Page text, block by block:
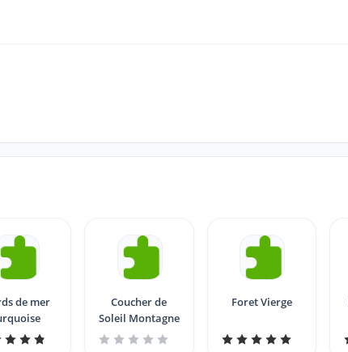
de mer
Coucher de
Soleil Montagne
Foret Vierge